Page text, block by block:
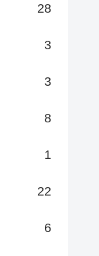
28
3
3
8
1
22
6